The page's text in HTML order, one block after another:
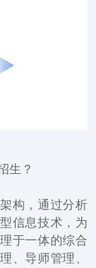
生？
构，通过分析
信息技术，为
于一体的综合
、导师管理、